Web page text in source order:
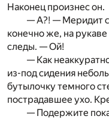
Наконец произнес он.
— А?! — Меридит
конечно же, на
следы. — Ой!
— Как
из-под сидения
бутылочку темного
пострадавшее ухо.
— Подержите